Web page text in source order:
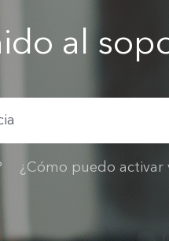
al
¿Cómo puedo activar